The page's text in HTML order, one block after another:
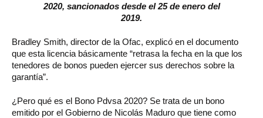
2020, sancionados desde el 25 de enero del
2019.
Bradley Smith, director de la Ofac, explicó en el documento
que esta licencia básicamente “retrasa la fecha en la que los
tenedores de bonos pueden ejercer sus derechos sobre la
garantía”.
¿Pero qué es el Bono Pdvsa 2020? Se trata de un bono
emitido por el Gobierno de Nicolás Maduro que tiene como